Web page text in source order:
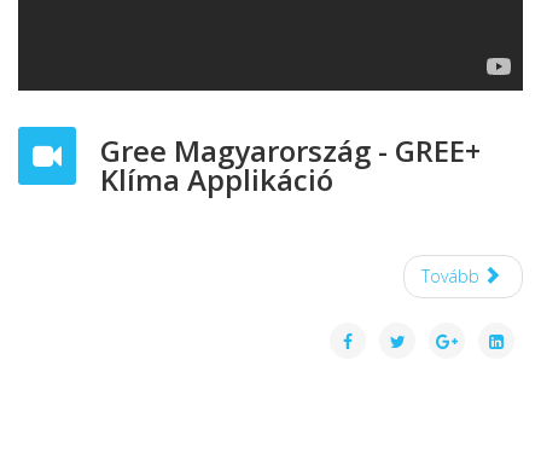
Gree Magyarország - GREE+
Klíma Applikáció
Tovább